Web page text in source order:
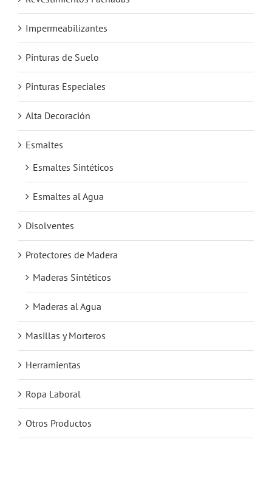
Impermeabilizantes
Pinturas de Suelo
Pinturas Especiales
Alta Decoración
Esmaltes
Esmaltes Sintéticos
Esmaltes al Agua
Disolventes
Protectores de Madera
Maderas Sintéticos
Maderas al Agua
Masillas y Morteros
Herramientas
Ropa Laboral
Otros Productos